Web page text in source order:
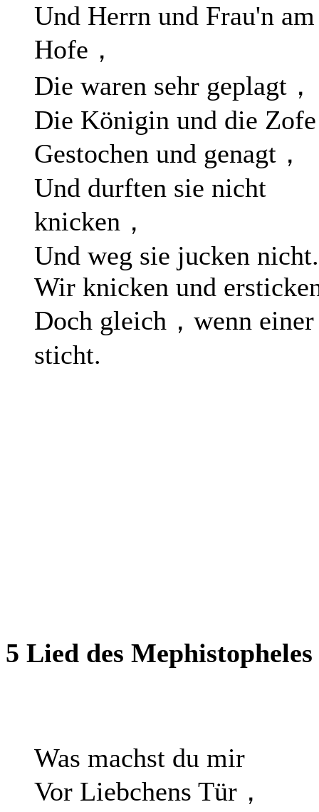
Und Herrn und Frau'n am
Hofe，
Die waren sehr geplagt，
Die Königin und die Zofe
Gestochen und genagt，
Und durften sie nicht
knicken，
Und weg sie jucken nicht.
Wir knicken und
Doch gleich，wenn einer
sticht.
5 Lied des
Was machst du mir
Vor Liebchens Tür，